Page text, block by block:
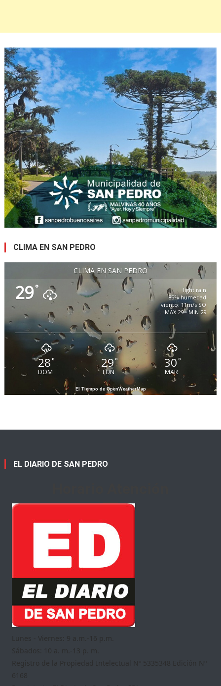
CLIMA EN SAN PEDRO
CLIMA EN SAN PEDRO
29°
light rain
85% humedad
viento: 11m/s SO
MAX 29 • MIN 29
28°
DOM
29 °
LUN
30°
MAR
El Tiempo de OpenWeatherMap
EL DIARIO DE SAN PEDRO
Lunes - Viernes: 9 a.m.-16 p.m.
Sábados: 10 a. m.-13 p. m.
Registro de la Propiedad Intelectual Nº 5335348 Edición Nº
6168